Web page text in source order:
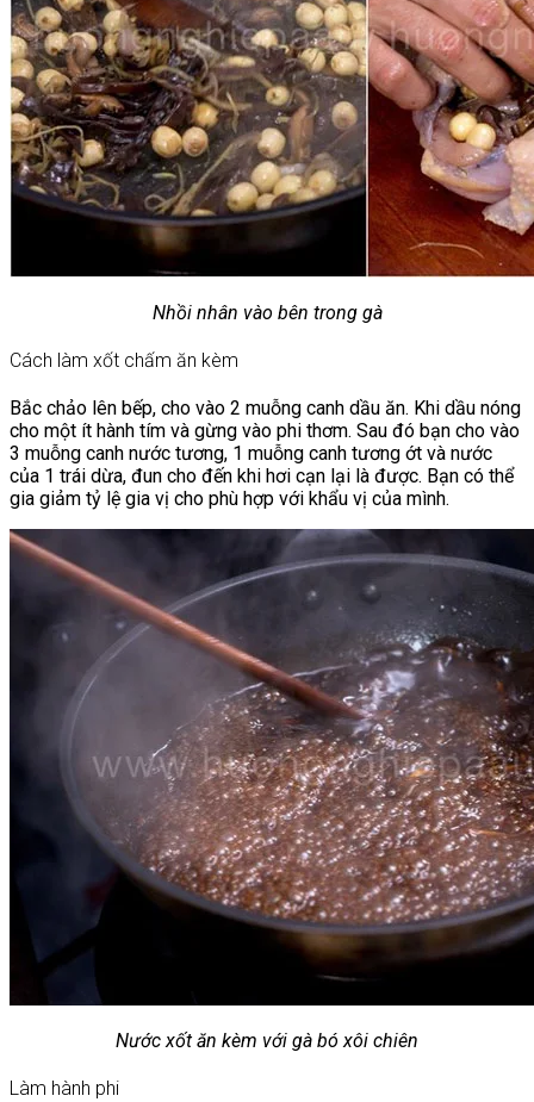
Nhồi nhân vào bên trong gà
Cách làm xốt chấm ăn kèm
Bắc chảo lên bếp, cho vào 2 muỗng canh dầu ăn. Khi dầu nóng
cho một ít hành tím và gừng vào phi thơm. Sau đó bạn cho vào
3 muỗng canh nước tương, 1 muỗng canh tương ớt và nước
của 1 trái dừa, đun cho đến khi hơi cạn lại là được. Bạn có thể
gia giảm tỷ lệ gia vị cho phù hợp với khẩu vị của mình.
Nước xốt ăn kèm với gà bó xôi chiên
Làm hành phi